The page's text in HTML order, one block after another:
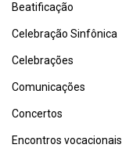
Beatificação
Celebração Sinfônica
Celebrações
Comunicações
Concertos
Encontros vocacionais